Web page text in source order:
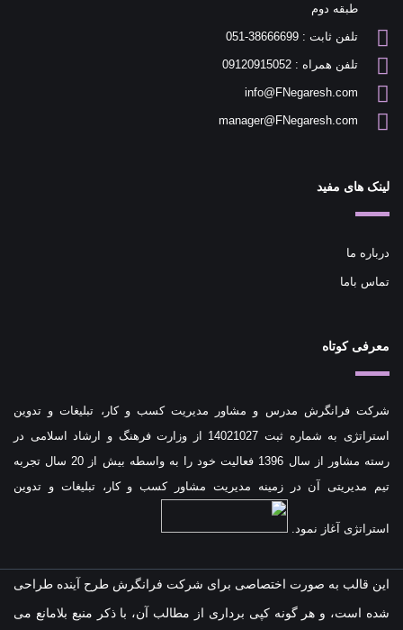
طبقه دوم
تلفن ثابت : 38666699-051
تلفن همراه : 09120915052
info@FNegaresh.com
manager@FNegaresh.com
لینک های مفید
درباره ما
تماس باما
معرفی کوتاه
شرکت فرانگرش مدرس و مشاور مدیریت کسب و کار، تبلیغات و تدوین
استراتژی به شماره ثبت 14021027 از وزارت فرهنگ و ارشاد اسلامی در
رسته مشاور از سال 1396 فعالیت خود را به واسطه بیش از 20 سال تجربه
تیم مدیریتی آن در زمینه مدیریت مشاور کسب و کار، تبلیغات و تدوین
استراتژی آغاز نمود.
این قالب به صورت اختصاصی برای شرکت فرانگرش طرح آینده طراحی
شده است، و هر گونه کپی برداری از مطالب آن، با ذکر منبع بلامانع می